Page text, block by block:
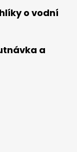
o vodní
a